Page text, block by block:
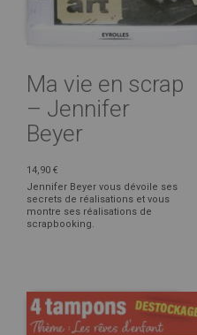
Ma vie en scrap
– Jennifer
Beyer
14,90 €
Jennifer Beyer vous dévoile ses
secrets de réalisations et vous
montre ses réalisations de
scrapbooking.